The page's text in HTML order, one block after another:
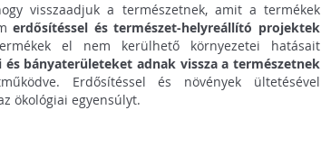
visszaadjuk a természetnek, amit a termékek
erdősítéssel és természet-helyreállító projektek
el nem kerülhető környezetei hatásait
és bányaterületeket adnak vissza a természetnek
Erdősítéssel és növények ültetésével
ökológiai egyensúlyt.